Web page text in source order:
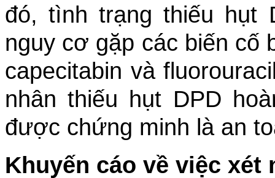
đó, tình trạng thiếu hụt
nguy cơ gặp các biến cố
capecitabin và
nhân thiếu hụt DPD
được chứng minh là an
Khuyến cáo về việc xét